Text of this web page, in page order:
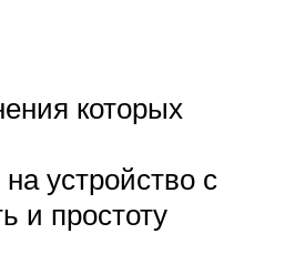
которых
устройство с
и простоту